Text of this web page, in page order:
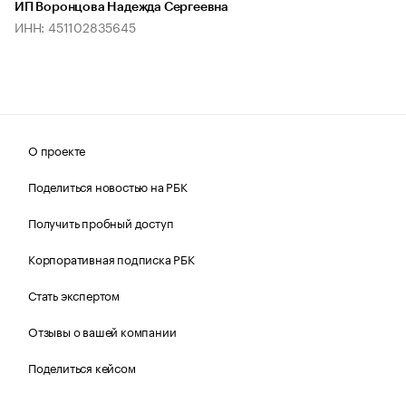
ИП Воронцова Надежда Сергеевна
ИНН: 451102835645
О проекте
Поделиться новостью на РБК
Получить пробный доступ
Корпоративная подписка РБК
Стать экспертом
Отзывы о вашей компании
Поделиться кейсом